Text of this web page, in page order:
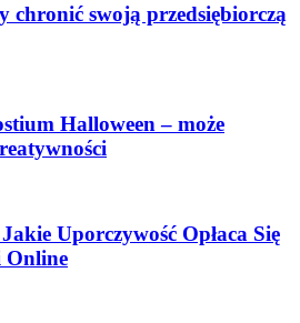
chronić swoją przedsiębiorczą
Halloween – może
Uporczywość Opłaca Się
Online